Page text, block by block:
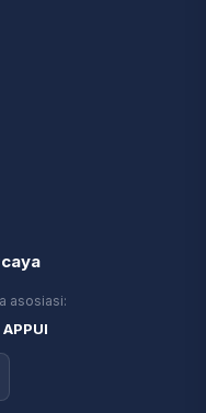
asosiasi: